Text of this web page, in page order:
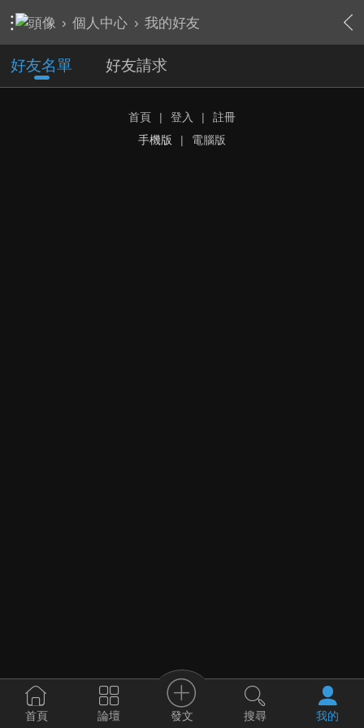
› 個人中心 › 我的好友
好友名單 好友請求
首頁 | 登入 |
註冊
手機版
| 電腦版
首頁 論壇 發文 搜尋 我的